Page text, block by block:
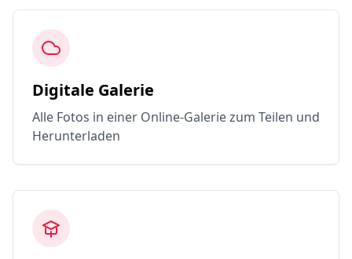
Digitale Galerie
Alle Fotos in einer Online-Galerie zum Teilen und
Herunterladen